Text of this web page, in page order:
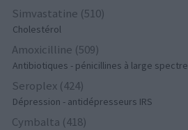
Simvastatine (510)
Cholestérol
Amoxicilline (509)
Antibiotiques - pénicillines à large spectre
Seroplex (424)
Dépression - antidépresseurs IRS
Cymbalta (418)